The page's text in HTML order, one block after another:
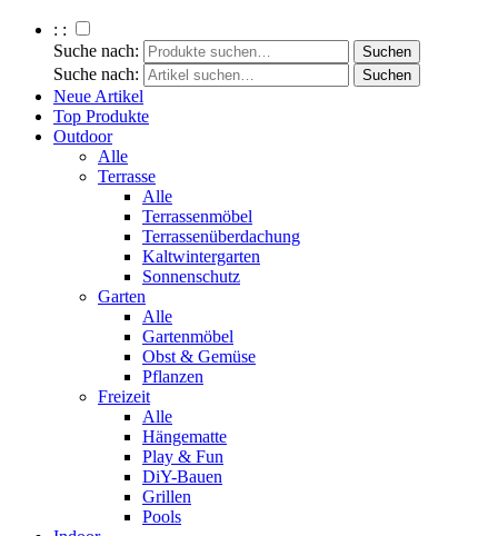
: :
Suche nach:
Suche nach:
Neue Artikel
Top Produkte
Outdoor
Alle
Terrasse
Alle
Terrassenmöbel
Terrassenüberdachung
Kaltwintergarten
Sonnenschutz
Garten
Alle
Gartenmöbel
Obst & Gemüse
Pflanzen
Freizeit
Alle
Hängematte
Play & Fun
DiY-Bauen
Grillen
Pools